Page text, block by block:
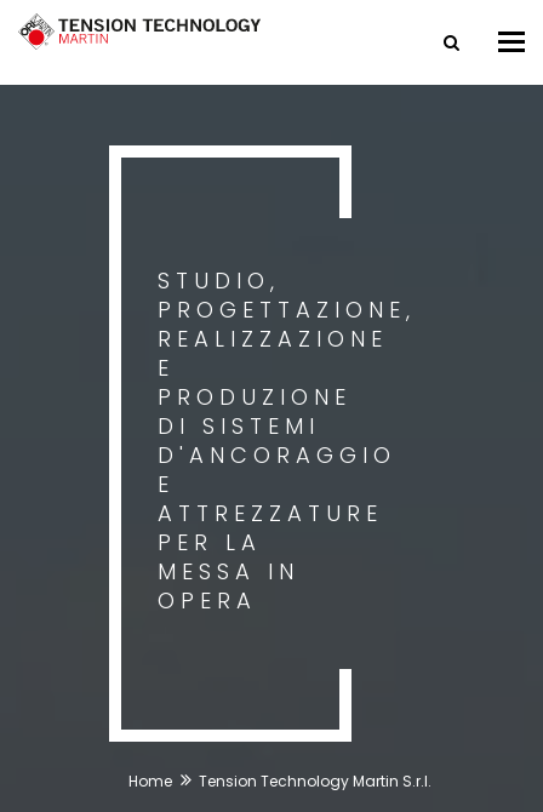
STUDIO,
PROGETTAZIONE,
REALIZZAZIONE
E
PRODUZIONE
DI SISTEMI
D'ANCORAGGIO
E
ATTREZZATURE
PER LA
MESSA IN
OPERA
Home Tension Technology Martin S.r.l.